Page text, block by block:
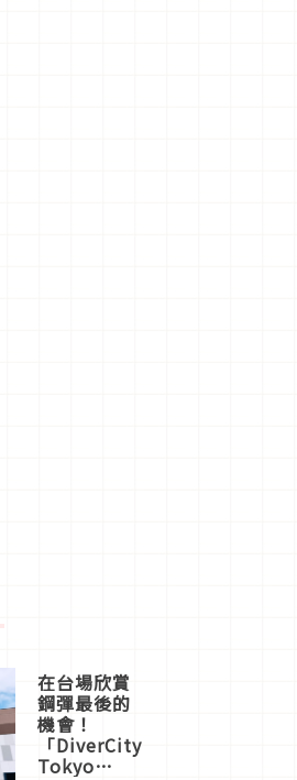
在台場欣賞
鋼彈最後的
機會！
「DiverCity
Tokyo